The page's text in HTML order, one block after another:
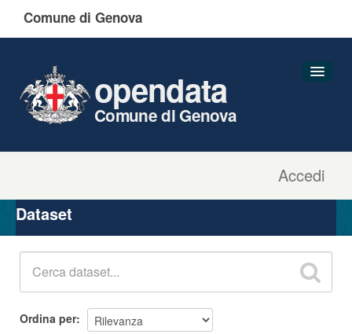
Comune di Genova
Accedi
opendata
Comune di Genova
Organizzazioni
Gruppi
Dataset
Ordina per